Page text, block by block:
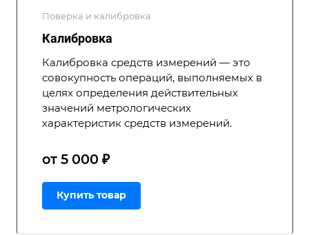
Поверка и калибровка
Калибровка
Калибровка средств измерений — это
совокупность операций, выполняемых в
целях определения действительных
значений метрологических
характеристик средств измерений.
от 5 000 ₽
Купить товар